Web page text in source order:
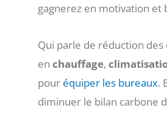
gagnerez en motivation et
Qui parle de réduction des
en chauffage,
pour équiper les bureaux.
diminuer le bilan carbone